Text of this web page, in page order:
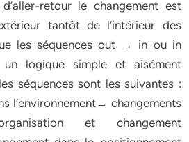
retour le changement est
tantôt de l‘intérieur des
les séquences out → in ou in
logique simple et aisément
séquences sont les suivantes :
l‘environnement→ changements
et changement